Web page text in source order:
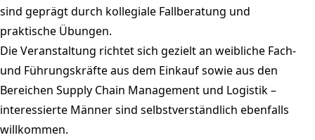
sind geprägt durch kollegiale Fallberatung und
praktische Übungen.
Die Veranstaltung richtet sich gezielt an weibliche Fach-
und Führungskräfte aus dem Einkauf sowie aus den
Bereichen Supply Chain Management und Logistik –
interessierte Männer sind selbstverständlich ebenfalls
willkommen.